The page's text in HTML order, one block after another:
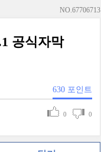
NO.67706713
공식자막
630 포인트
0 0